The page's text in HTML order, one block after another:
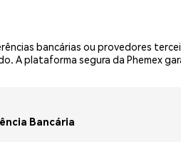
bancárias ou provedores
A plataforma segura da Phemex
Bancária